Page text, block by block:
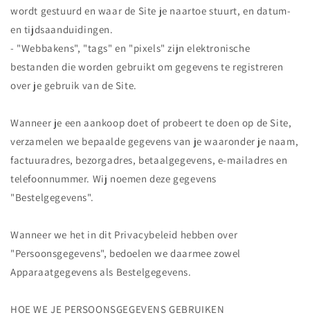
wordt gestuurd en waar de Site je naartoe stuurt, en datum-
en tijdsaanduidingen.
- "Webbakens", "tags" en "pixels" zijn elektronische
bestanden die worden gebruikt om gegevens te registreren
over je gebruik van de Site.
Wanneer je een aankoop doet of probeert te doen op de Site,
verzamelen we bepaalde gegevens van je waaronder je naam,
factuuradres, bezorgadres, betaalgegevens, e-mailadres en
telefoonnummer. Wij noemen deze gegevens
"Bestelgegevens".
Wanneer we het in dit Privacybeleid hebben over
"Persoonsgegevens", bedoelen we daarmee zowel
Apparaatgegevens als Bestelgegevens.
HOE WE JE PERSOONSGEGEVENS GEBRUIKEN